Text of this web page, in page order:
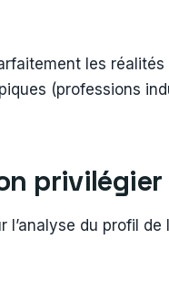
les
(professions
l’analyse du profil de